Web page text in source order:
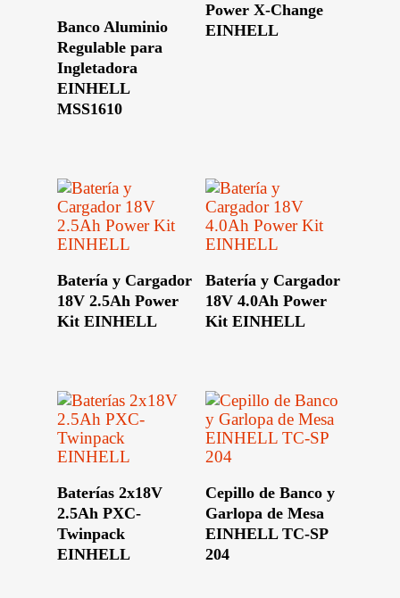
Leer Más
Banco Aluminio
Regulable para
Ingletadora
EINHELL
MSS1610
Power X-Change
EINHELL
Leer Más
Batería y Cargador
18V 2.5Ah Power
Kit EINHELL
Leer Más
Batería y Cargador
18V 4.0Ah Power
Kit EINHELL
Leer Más
Baterías 2x18V
2.5Ah PXC-
Twinpack
EINHELL
Leer Más
Cepillo de Banco y
Garlopa de Mesa
EINHELL TC-SP
204